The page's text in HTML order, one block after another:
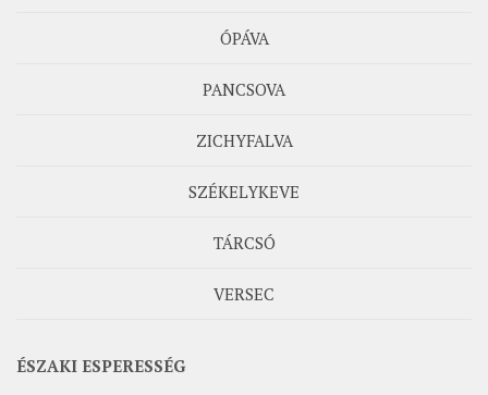
ÓPÁVA
PANCSOVA
ZICHYFALVA
SZÉKELYKEVE
TÁRCSÓ
VERSEC
ÉSZAKI ESPERESSÉG